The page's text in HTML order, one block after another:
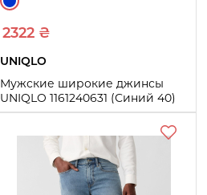
2322 ₴
UNIQLO
Мужские широкие джинсы
UNIQLO 1161240631 (Синий 40)
Купить